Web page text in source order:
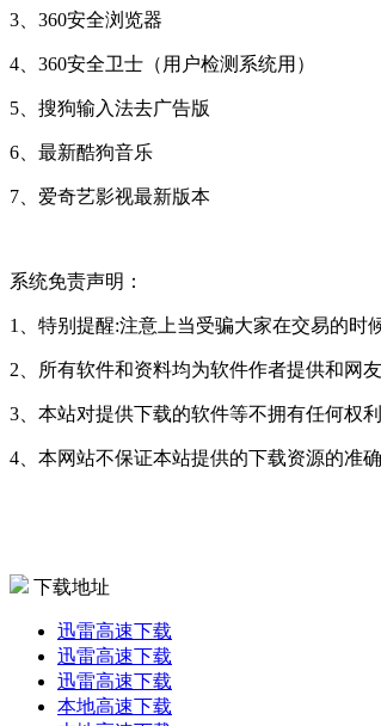
3、360安全浏览器
4、360安全卫士（用户检测系统用）
5、搜狗输入法去广告版
6、最新酷狗音乐
7、爱奇艺影视最新版本
系统免责声明：
1、特别提醒:注意上当受骗大家在交易的时
2、所有软件和资料均为软件作者提供和网
3、本站对提供下载的软件等不拥有任何权
4、本网站不保证本站提供的下载资源的准
下载地址
迅雷高速下载
迅雷高速下载
迅雷高速下载
本地高速下载